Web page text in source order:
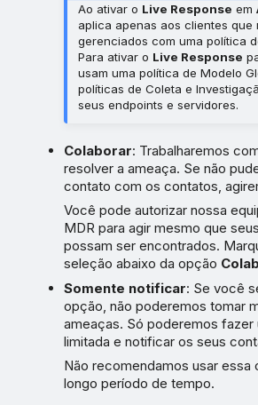
Ao ativar o Live Response em
aplica apenas aos clientes que
gerenciados com uma política
Para ativar o Live Response
usam uma política de Modelo
políticas de Coleta e
seus endpoints e servidores.
Colaborar: Trabalharemos
resolver a ameaça. Se não
contato com os contatos,
Você pode autorizar nossa
MDR para agir mesmo que
possam ser encontrados.
seleção abaixo da opção
Somente notificar: Se você
opção, não poderemos tomar
ameaças. Só poderemos fazer
limitada e notificar os seus
Não recomendamos usar essa
longo período de tempo.